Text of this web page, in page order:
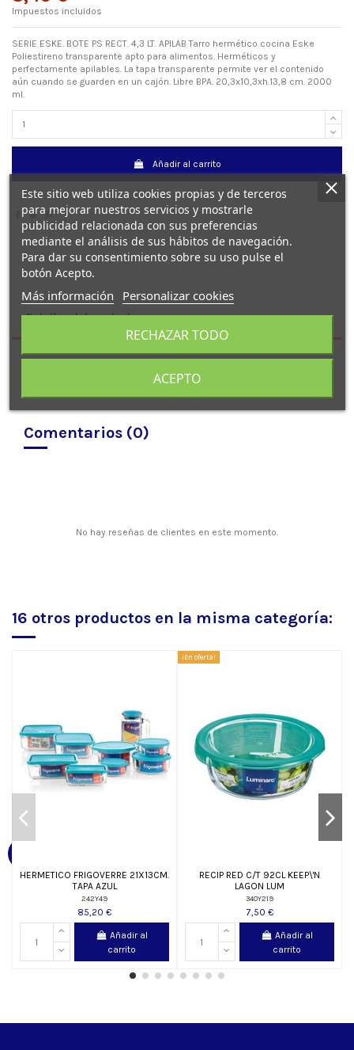
Impuestos incluidos
SERIE ESKE. BOTE PS RECT. 4,3 LT. APILAB Tarro hermético cocina Eske
Poliestireno transparente apto para alimentos. Herméticos y
perfectamente apilables. La tapa transparente permite ver el contenido
aún cuando se guarden en un cajón. Libre BPA. 20,3x10,3xh.13,8 cm. 2000
ml.
Añadir al carrito
Detalles del producto
Comentarios (0)
No hay reseñas de clientes en este momento.
16 otros productos en la misma categoría:
HERMETICO FRIGOVERRE 21X13CM.
TAPA AZUL
242Y49
85,20 €
Añadir al
carrito
¡En oferta!
RECIP RED C/T 92CL KEEP\'N
LAGON LUM
340Y219
7,50 €
Añadir al
carrito
Este sitio web utiliza cookies propias y de terceros
para mejorar nuestros servicios y mostrarle
publicidad relacionada con sus preferencias
mediante el análisis de sus hábitos de navegación.
Para dar su consentimiento sobre su uso pulse el
botón Acepto.
Más información Personalizar cookies
RECHAZAR TODO
ACEPTO